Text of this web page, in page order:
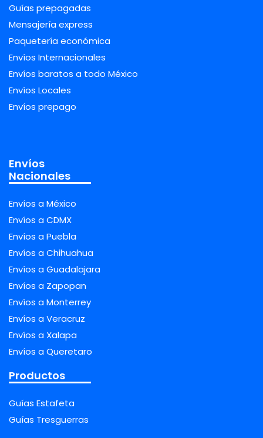
Guías prepagadas
Mensajería express
Paquetería económica
Envíos Internacionales
Envíos baratos a todo México
Envíos Locales
Envíos prepago
Envíos
Nacionales
Envíos a México
Envíos a CDMX
Envíos a Puebla
Envíos a Chihuahua
Envíos a Guadalajara
Envíos a Zapopan
Envíos a Monterrey
Envíos a Veracruz
Envíos a Xalapa
Envíos a Queretaro
Productos
Guías Estafeta
Guías Tresguerras